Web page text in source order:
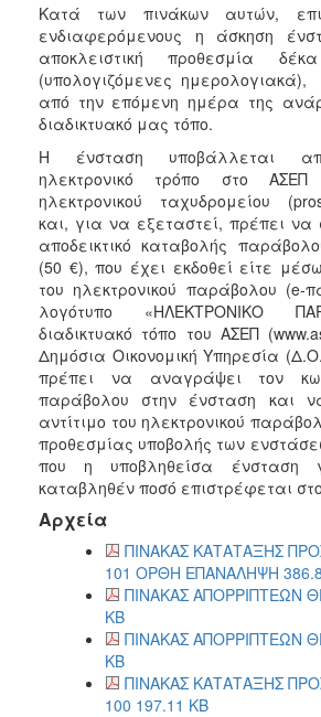
Κατά των πινάκων αυτών,
ενδιαφερόμενους η άσκηση
αποκλειστική προθεσμία
(υπολογιζόμενες ημερολογιακά),
από την επόμενη ημέρα της
διαδικτυακό μας τόπο.
Η ένσταση υποβάλλεται
ηλεκτρονικό τρόπο στο ΑΣΕΠ
ηλεκτρονικού ταχυδρομείου
και, για να εξεταστεί, πρέπει να
αποδεικτικό καταβολής
(50 €), που έχει εκδοθεί είτε
του ηλεκτρονικού παράβολου (e-
λογότυπο «ΗΛΕΚΤΡΟΝΙΚΟ
διαδικτυακό τόπο του ΑΣΕΠ
Δημόσια Οικονομική Υπηρεσία
πρέπει να αναγράψει τον
παράβολου στην ένσταση και
αντίτιμο του ηλεκτρονικού
προθεσμίας υποβολής των
που η υποβληθείσα ένσταση
καταβληθέν ποσό επιστρέφεται
Αρχεία
ΠΙΝΑΚΑΣ ΚΑΤΑΤΑΞΗΣ
101 ΟΡΘΗ ΕΠΑΝΑΛΗΨΗ
ΠΙΝΑΚΑΣ ΑΠΟΡΡΙΠΤΕΩΝ
KB
ΠΙΝΑΚΑΣ ΑΠΟΡΡΙΠΤΕΩΝ
KB
ΠΙΝΑΚΑΣ ΚΑΤΑΤΑΞΗΣ
100 197.11 KB